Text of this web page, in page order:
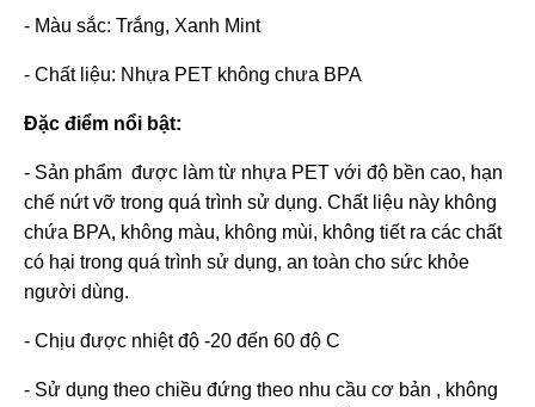
- Màu sắc: Trắng, Xanh Mint
- Chất liệu: Nhựa PET không chưa BPA
Đặc điểm nổi bật:
- Sản phẩm được làm từ nhựa PET với độ bền cao, hạn
chế nứt vỡ trong quá trình sử dụng. Chất liệu này không
chứa BPA, không màu, không mùi, không tiết ra các chất
có hại trong quá trình sử dụng, an toàn cho sức khỏe
người dùng.
- Chịu được nhiệt độ -20 đến 60 độ C
- Sử dụng theo chiều đứng theo nhu cầu cơ bản , không